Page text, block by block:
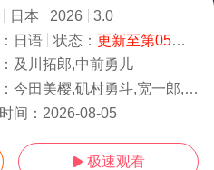
日本 2026
3.0
日语 状态： 更新至第05集
及川拓郎,中前勇儿
今田美樱,矶村勇斗,宽一郎,泉泽祐希
间： 2026-08-05
 极速观看